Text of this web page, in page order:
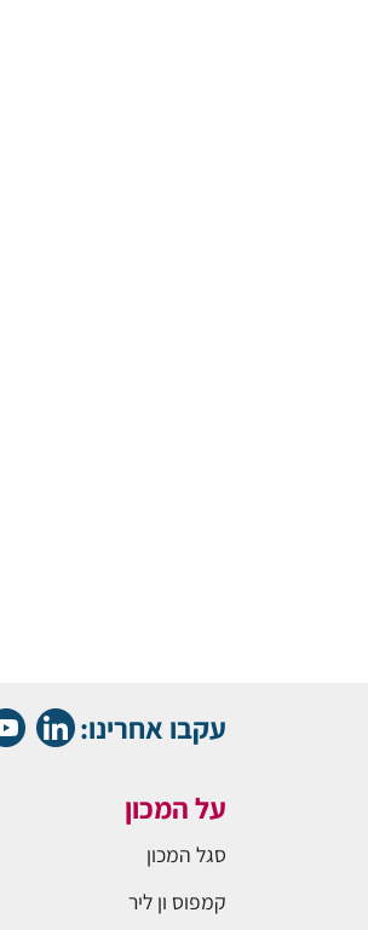
עקבו אחרינו:
על המכון
סגל המכון
קמפוס ון ליר